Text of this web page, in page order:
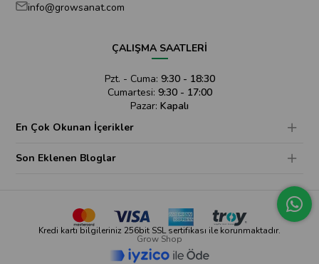
info@growsanat.com
ÇALIŞMA SAATLERİ
Pzt. - Cuma: 9:30 - 18:30
Cumartesi: 9:30 - 17:00
Pazar: Kapalı
En Çok Okunan İçerikler
Son Eklenen Bloglar
Kredi kartı bilgileriniz 256bit SSL sertifikası ile korunmaktadır.
Grow Shop